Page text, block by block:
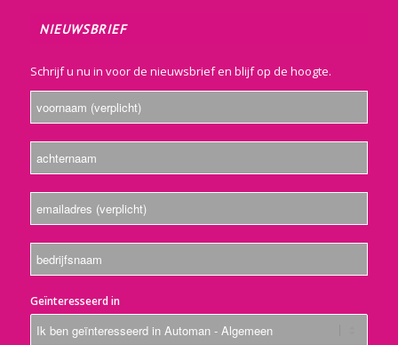
NIEUWSBRIEF
Schrijf u nu in voor de nieuwsbrief en blijf op de hoogte.
Geïnteresseerd in